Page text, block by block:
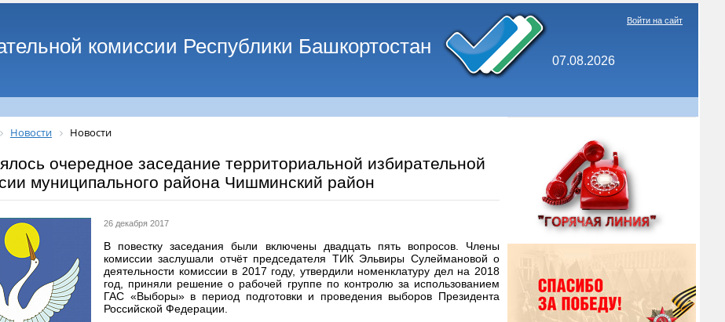
комиссии Республики Башкортостан
07.08.2026
Войти на сайт
Новости Новости
очередное заседание территориальной избирательной
муниципального района Чишминский район
26 декабря 2017
В повестку заседания были включены двадцать пять вопросов. Члены
комиссии заслушали отчёт председателя ТИК Эльвиры Сулеймановой о
деятельности комиссии в 2017 году, утвердили номенклатуру дел на 2018
год, приняли решение о рабочей группе по контролю за использованием
ГАС «Выборы» в период подготовки и проведения выборов Президента
Российской Федерации.